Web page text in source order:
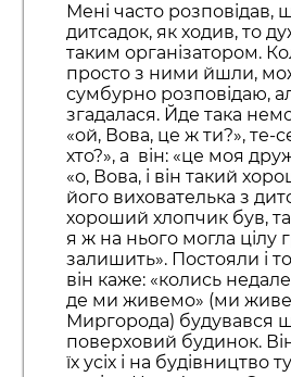
Мені часто розповідав,
дитсадок, як ходив, то
таким організатором.
просто з ними йшли,
сумбурно розповідаю,
згадалася. Йде така
«ой, Вова, це ж ти?», те-
хто?», а він: «це моя
«о, Вова, і він такий
його вихователька з
хороший хлопчик був,
я ж на нього могла цілу
залишить». Постояли і
він каже: «колись
де ми живемо» (ми
Миргорода) будувався
поверховий будинок.
їх усіх і на будівництво